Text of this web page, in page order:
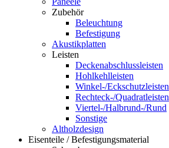
Zubehör
Beleuchtung
Befestigung
Akustikplatten
Leisten
Deckenabschlussleisten
Hohlkehlleisten
Winkel-/Eckschutzleisten
Rechteck-/Quadratleisten
Viertel-/Halbrund-/Rund
Sonstige
Altholzdesign
Eisenteile / Befestigungsmaterial